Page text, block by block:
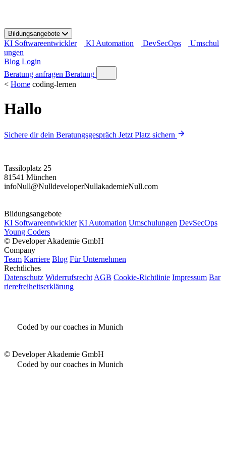
t
o
c
o
n
t
Bildungsangebote
KI Softwareentwickler KI Automation DevSecOps
Umschul
ungen
Blog Login
Beratung anfragen Beratung
< Home coding-lernen
Hallo
Sichere dir dein Beratungsgespräch Jetzt Platz sichern
Tassiloplatz 25
81541 München
infoNull@NulldeveloperNullakademieNull.com
Bildungsangebote
KI Softwareentwickler KI Automation Umschulungen DevSecOps
Young Coders
© Developer Akademie GmbH
Company
Team Karriere Blog Für Unternehmen
Rechtliches
Datenschutz Widerrufsrecht AGB Cookie-Richtlinie Impressum Bar
rierefreiheitserklärung
Coded by our coaches in Munich
© Developer Akademie GmbH
Coded by our coaches in Munich